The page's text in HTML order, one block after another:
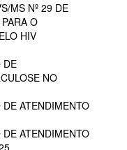
MS Nº 29 DE
O
HIV
DE
NO
ATENDIMENTO
ATENDIMENTO